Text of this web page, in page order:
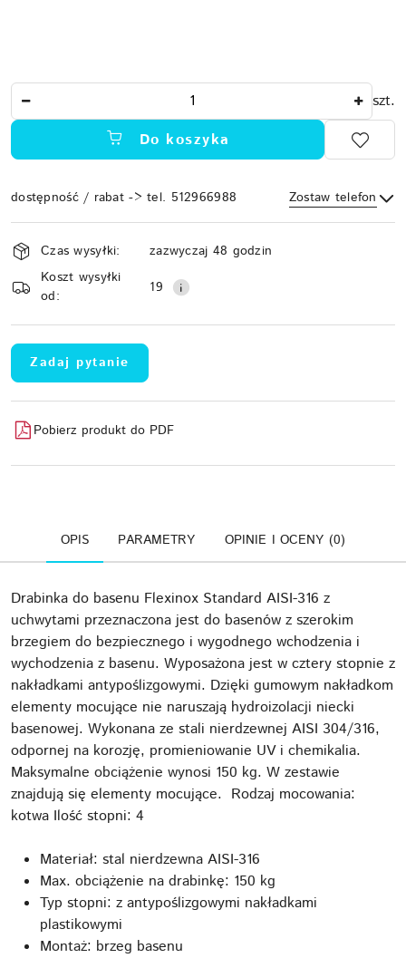
szt.
Do koszyka
dostępność / rabat -> tel. 512966988 Zostaw telefon
Wyślij
Dostępność
i
dostawa
Czas wysyłki:
zazwyczaj 48 godzin
Koszt wysyłki
od:
19
Zadaj pytanie
Pobierz produkt do PDF
OPIS PARAMETRY OPINIE I OCENY (0)
Drabinka do basenu Flexinox Standard AISI-316 z
uchwytami przeznaczona jest do basenów z szerokim
brzegiem do bezpiecznego i wygodnego wchodzenia i
wychodzenia z basenu. Wyposażona jest w cztery stopnie z
nakładkami antypoślizgowymi. Dzięki gumowym nakładkom
elementy mocujące nie naruszają hydroizolacji niecki
basenowej. Wykonana ze stali nierdzewnej AISI 304/316,
odpornej na korozję, promieniowanie UV i chemikalia.
Maksymalne obciążenie wynosi 150 kg. W zestawie
znajdują się elementy mocujące. Rodzaj mocowania:
kotwa Ilość stopni: 4
Materiał: stal nierdzewna AISI-316
Max. obciążenie na drabinkę: 150 kg
Typ stopni: z antypoślizgowymi nakładkami
plastikowymi
Montaż: brzeg basenu